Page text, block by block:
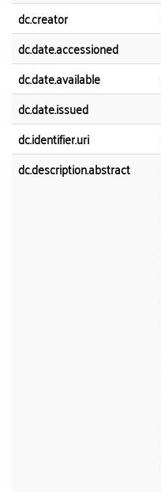
dc.creator
dc.date.accessioned
dc.date.available
dc.date.issued
dc.identifier.uri
dc.description.abstract